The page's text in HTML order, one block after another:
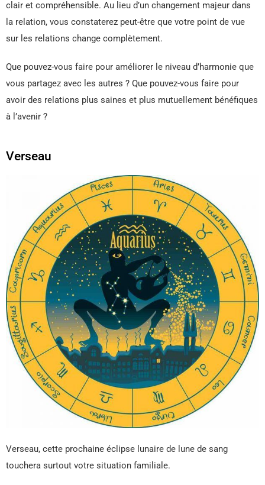
clair et compréhensible. Au lieu d’un changement majeur dans
la relation, vous constaterez peut-être que votre point de vue
sur les relations change complètement.
Que pouvez-vous faire pour améliorer le niveau d’harmonie que
vous partagez avec les autres ? Que pouvez-vous faire pour
avoir des relations plus saines et plus mutuellement bénéfiques
à l’avenir ?
Verseau
Verseau, cette prochaine éclipse lunaire de lune de sang
touchera surtout votre situation familiale.